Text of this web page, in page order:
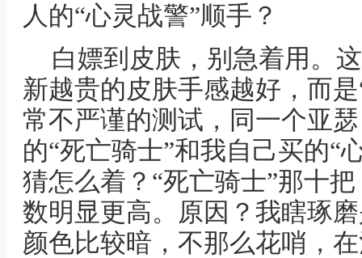
人的“心灵战警”顺手？
白嫖到皮肤，别急着用。
新越贵的皮肤手感越好，而
常不严谨的测试，同一个亚
的“死亡骑士”和我自己买的“
猜怎么着？“死亡骑士”那十
数明显更高。原因？我瞎琢
颜色比较暗，不那么花哨，